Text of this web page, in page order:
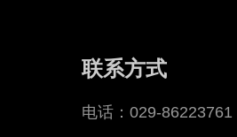
联系方式
电话：029-86223761